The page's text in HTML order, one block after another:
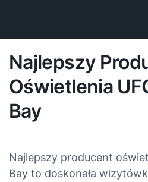
Najlepszy
Oświetlenia
Bay
Najlepszy producent
Bay to doskonała